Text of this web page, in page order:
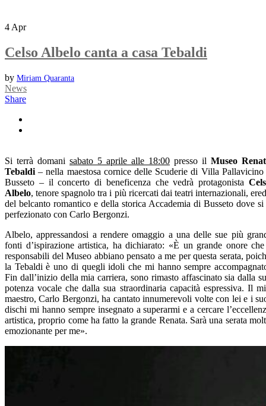
4 Apr
Celso Albelo canta a casa Tebaldi
by Miriam Quaranta
News
Share
Si terrà domani sabato 5 aprile alle 18:00 presso il Museo
Tebaldi – nella maestosa cornice delle Scuderie di Villa Pallavicino
Busseto – il concerto di beneficenza che vedrà protagonista
Albelo, tenore spagnolo tra i più ricercati dai teatri internazionali,
del belcanto romantico e della storica Accademia di Busseto dove si
perfezionato con Carlo Bergonzi.
Albelo, appressandosi a rendere omaggio a una delle sue più
fonti d’ispirazione artistica, ha dichiarato: «È un grande onore
responsabili del Museo abbiano pensato a me per questa serata,
la Tebaldi è uno di quegli idoli che mi hanno sempre
Fin dall’inizio della mia carriera, sono rimasto affascinato sia dalla
potenza vocale che dalla sua straordinaria capacità espressiva. Il
maestro, Carlo Bergonzi, ha cantato innumerevoli volte con lei e i
dischi mi hanno sempre insegnato a superarmi e a cercare
artistica, proprio come ha fatto la grande Renata. Sarà una serata
emozionante per me».